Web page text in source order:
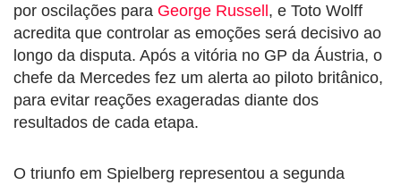
por oscilações para George Russell, e Toto Wolff
acredita que controlar as emoções será decisivo ao
longo da disputa. Após a vitória no GP da Áustria, o
chefe da Mercedes fez um alerta ao piloto britânico,
para evitar reações exageradas diante dos
resultados de cada etapa.
O triunfo em Spielberg representou a segunda